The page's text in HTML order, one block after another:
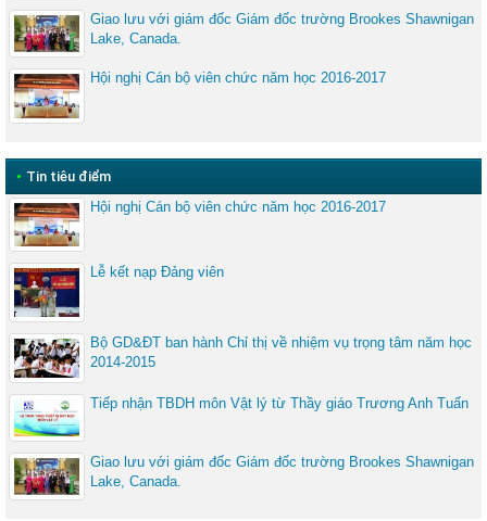
Giao lưu với giám đốc Giám đốc trường Brookes Shawnigan
Lake, Canada.
Hội nghị Cán bộ viên chức năm học 2016-2017
• Tin tiêu điểm
Hội nghị Cán bộ viên chức năm học 2016-2017
Lễ kết nạp Đảng viên
Bộ GD&ĐT ban hành Chỉ thị về nhiệm vụ trọng tâm năm học
2014-2015
Tiếp nhận TBDH môn Vật lý từ Thầy giáo Trương Anh Tuấn
Giao lưu với giám đốc Giám đốc trường Brookes Shawnigan
Lake, Canada.